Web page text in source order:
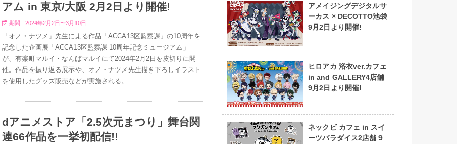
アム in 東京/大阪 2月2日より開催!
期間 : 2024年2月2日〜3月10日
「オノ・ナツメ」先生による作品「ACCA13区監察課」の10周年を
記念した企画展「ACCA13区監察課 10周年記念ミュージアム」
が、有楽町マルイ・なんばマルイにて2024年2月2日を皮切りに開
催。作品を振り返る展示や、オノ・ナツメ先生描き下ろしイラスト
を使用したグッズ販売などが実施される。
dアニメストア「2.5次元まつり」舞台関
連66作品を一挙初配信!!
アメイジングデジタルサ
ーカス × DECOTTO池袋
9月2日より開催!
ヒロアカ 浴衣ver.カフェ
in and GALLERY4店舗
9月2日より開催!
ネックビ カフェ in スイ
ーツパラダイス2店舗 9